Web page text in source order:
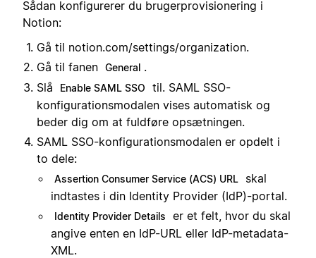
Sådan konfigurerer du brugerprovisionering i
Notion:
Gå til notion.com/settings/organization.
Gå til fanen General .
Slå
Enable SAML SSO
til. SAML SSO-
konfigurationsmodalen vises automatisk og
beder dig om at fuldføre opsætningen.
SAML SSO-konfigurationsmodalen er opdelt i
to dele:
Assertion Consumer Service (ACS) URL
skal
indtastes i din Identity Provider (IdP)-portal.
Identity Provider Details
er et felt, hvor du skal
angive enten en IdP-URL eller IdP-metadata-
XML.